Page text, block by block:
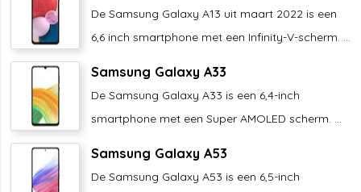
De Samsung Galaxy A13 uit maart 2022 is een
6,6 inch smartphone met een Infinity-V-scherm. ...
Samsung Galaxy A33
De Samsung Galaxy A33 is een 6,4-inch
smartphone met een Super AMOLED scherm. ...
Samsung Galaxy A53
De Samsung Galaxy A53 is een 6,5-inch